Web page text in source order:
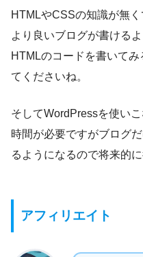
HTMLやCSSの知識が無
より良いブログが書ける
HTMLのコードを書いて
てくださいね。
そしてWordPressを使い
時間が必要ですがブログ
るようになるので将来的
アフィリエイト